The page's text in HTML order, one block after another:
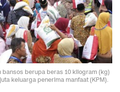
bansos berupa beras 10 kilogram (kg)
keluarga penerima manfaat (KPM).